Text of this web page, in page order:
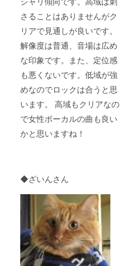
さることはありませんがク
リアで見通しが良いです。
解像度は普通、音場は広め
な印象です。また、定位感
も悪くないです。低域が強
めなのでロックは合うと思
います。 高域もクリアなの
で女性ボーカルの曲も良い
かと思いますね！
◆ざいんさん